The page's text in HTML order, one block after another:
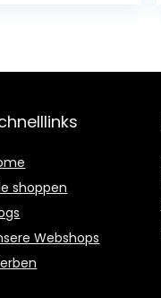
shoppen
Webshops